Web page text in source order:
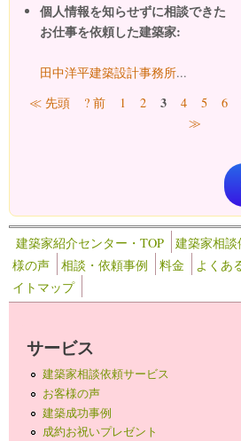
個人情報を知らせずに相談できた
お仕事を依頼した建築家:
田中洋平建築設計事務所...
ページ
≪ 先頭 ? 前 1 2 3 4 5 6
≫
建築家紹介センター・TOP 建築家相
様の声
相談・依頼事例 料金 よくあ
イトマップ
サービス
建築家相談依頼サービス
お客様の声
建築成功事例
成約お祝いプレゼント